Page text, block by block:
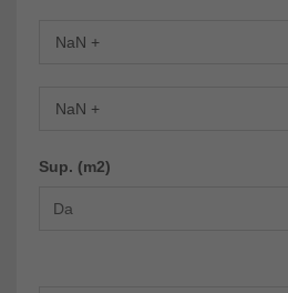
Sup. (m2)